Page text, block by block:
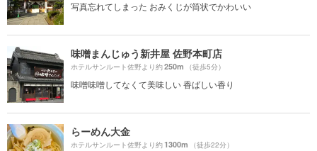
写真忘れてしまった おみくじが筒状でかわいい
味噌まんじゅう新井屋 佐野本町店
ホテルサンルート佐野より約250m （徒歩5分）
味噌味噌してなくて美味しい 香ばしい香り
らーめん大金
ホテルサンルート佐野より約1300m （徒歩22分）